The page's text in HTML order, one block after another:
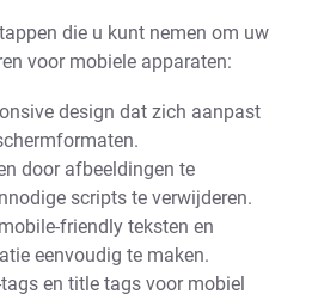
die u kunt nemen om uw
voor mobiele apparaten:
design dat zich aanpast
door afbeeldingen te
scripts te verwijderen.
friendly teksten en
eenvoudig te maken.
en title tags voor mobiel